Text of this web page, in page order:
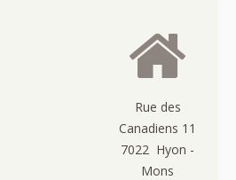
Rue des
Canadiens 11
7022 Hyon -
Mons